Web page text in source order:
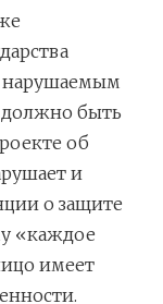
нарушаемым
быть
об
и
о защите
«каждое
имеет